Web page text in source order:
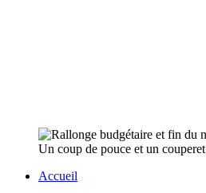
Un coup de pouce et un
Accueil